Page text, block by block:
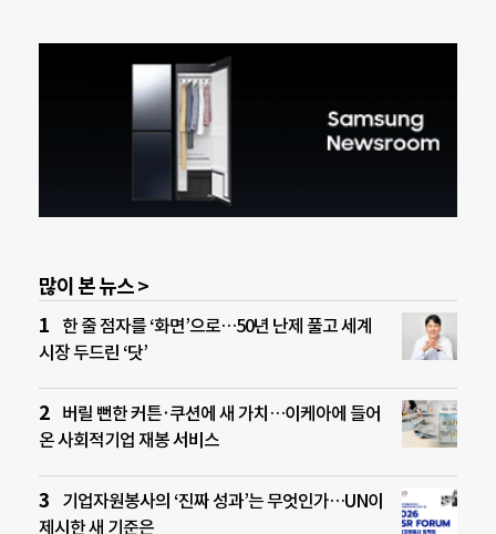
많이 본 뉴스 >
한 줄 점자를 ‘화면’으로…50년 난제 풀고 세계
시장 두드린 ‘닷’
버릴 뻔한 커튼·쿠션에 새 가치…이케아에 들어
온 사회적기업 재봉 서비스
기업자원봉사의 ‘진짜 성과’는 무엇인가…UN이
제시한 새 기준은